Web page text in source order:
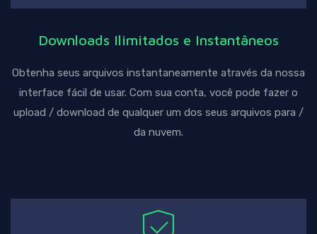
Downloads Ilimitados e Instantâneos
Obtenha seus arquivos instantaneamente através da nossa
interface fácil de usar. Com sua conta, você pode fazer o
upload / download de qualquer um dos seus arquivos para /
da nuvem.